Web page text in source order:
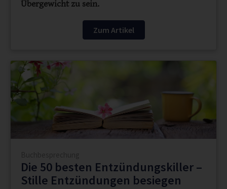
Übergewicht zu sein.
Zum Artikel
Die 50 besten Entzündungskiller –
Stille Entzündungen besiegen